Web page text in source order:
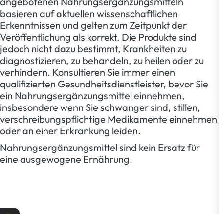
basieren auf aktuellen wissenschaftlichen
Erkenntnissen und gelten zum Zeitpunkt der
Veröffentlichung als korrekt. Die Produkte sind
jedoch nicht dazu bestimmt, Krankheiten zu
diagnostizieren, zu behandeln, zu heilen oder zu
verhindern. Konsultieren Sie immer einen
qualifizierten Gesundheitsdienstleister, bevor Sie
ein Nahrungsergänzungsmittel einnehmen,
insbesondere wenn Sie schwanger sind, stillen,
verschreibungspflichtige Medikamente einnehmen
oder an einer Erkrankung leiden.
Nahrungsergänzungsmittel sind kein Ersatz für
eine ausgewogene Ernährung.